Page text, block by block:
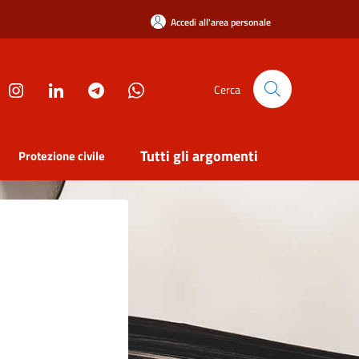
Accedi all'area personale
Cerca
Protezione civile Tutti gli argomenti